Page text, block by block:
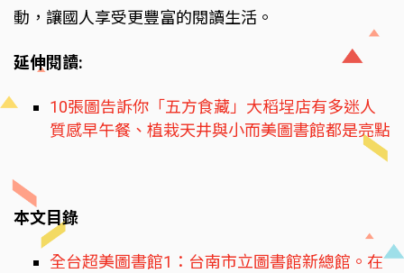
動，讓國人享受更豐富的閱讀生活。
延伸閱讀:
10張圖告訴你「五方食藏」大稻埕店有多迷人
質感早午餐、植栽天井與小而美圖書館都是亮點
本文目錄
全台超美圖書館1：台南市立圖書館新總館。在